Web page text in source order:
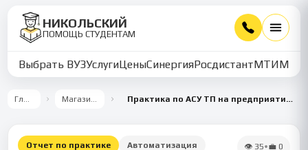
НИКОЛЬСКИЙ
ПОМОЩЬ СТУДЕНТАМ
Выбрать ВУЗУслугиЦеныСинергияРосдистантМТИММУ
Главная Магазин работ Практика по АСУ ТП на предприятии Космос-Нефть-Газ
Отчет по практике
Автоматизация
👁 35•💼 0